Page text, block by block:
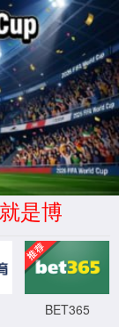
起寻找失踪宝贝